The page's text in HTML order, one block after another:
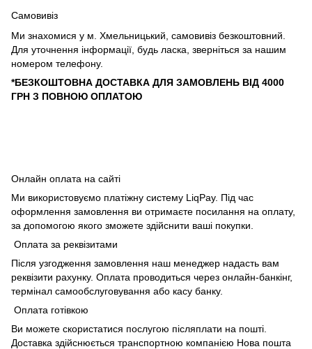
Самовивіз
Ми знахомися у м. Хмельницький, самовивіз безкоштовний.
Для уточнення інформації, будь ласка, зверніться за нашим
номером телефону.
*БЕЗКОШТОВНА ДОСТАВКА ДЛЯ ЗАМОВЛЕНЬ ВІД 4000
ГРН З ПОВНОЮ ОПЛАТОЮ
Онлайн оплата на сайті
Ми використовуємо платіжну систему LiqPay. Під час
оформлення замовлення ви отримаєте посилання на оплату,
за допомогою якого зможете здійснити ваші покупки.
Оплата за реквізитами
Після узгодження замовлення наш менеджер надасть вам
реквізити рахунку. Оплата проводиться через онлайн-банкінг,
термінал самообслуговування або касу банку.
Оплата готівкою
Ви можете скористатися послугою післяплати на пошті.
Доставка здійснюється транспортною компанією Нова пошта